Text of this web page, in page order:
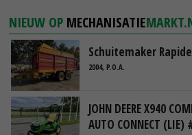
NIEUW OP MECHANISATIE
Schuitemaker
2004, P.O.A.
JOHN DEERE X940
AUTO CONNECT (LIE)